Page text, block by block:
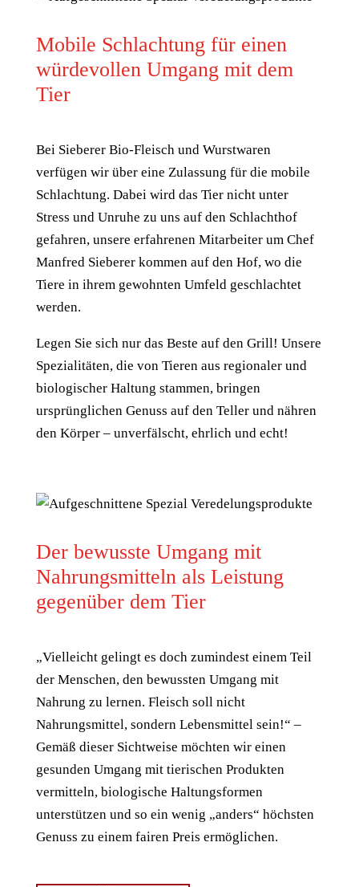
Mobile Schlachtung für einen
würdevollen Umgang mit dem
Tier
Bei Sieberer Bio-Fleisch und Wurstwaren
verfügen wir über eine Zulassung für die mobile
Schlachtung. Dabei wird das Tier nicht unter
Stress und Unruhe zu uns auf den Schlachthof
gefahren, unsere erfahrenen Mitarbeiter um Chef
Manfred Sieberer kommen auf den Hof, wo die
Tiere in ihrem gewohnten Umfeld geschlachtet
werden.
Legen Sie sich nur das Beste auf den Grill! Unsere
Spezialitäten, die von Tieren aus regionaler und
biologischer Haltung stammen, bringen
ursprünglichen Genuss auf den Teller und nähren
den Körper – unverfälscht, ehrlich und echt!
Der bewusste Umgang mit
Nahrungsmitteln als Leistung
gegenüber dem Tier
„Vielleicht gelingt es doch zumindest einem Teil
der Menschen, den bewussten Umgang mit
Nahrung zu lernen. Fleisch soll nicht
Nahrungsmittel, sondern Lebensmittel sein!“ –
Gemäß dieser Sichtweise möchten wir einen
gesunden Umgang mit tierischen Produkten
vermitteln, biologische Haltungsformen
unterstützen und so ein wenig „anders“ höchsten
Genuss zu einem fairen Preis ermöglichen.